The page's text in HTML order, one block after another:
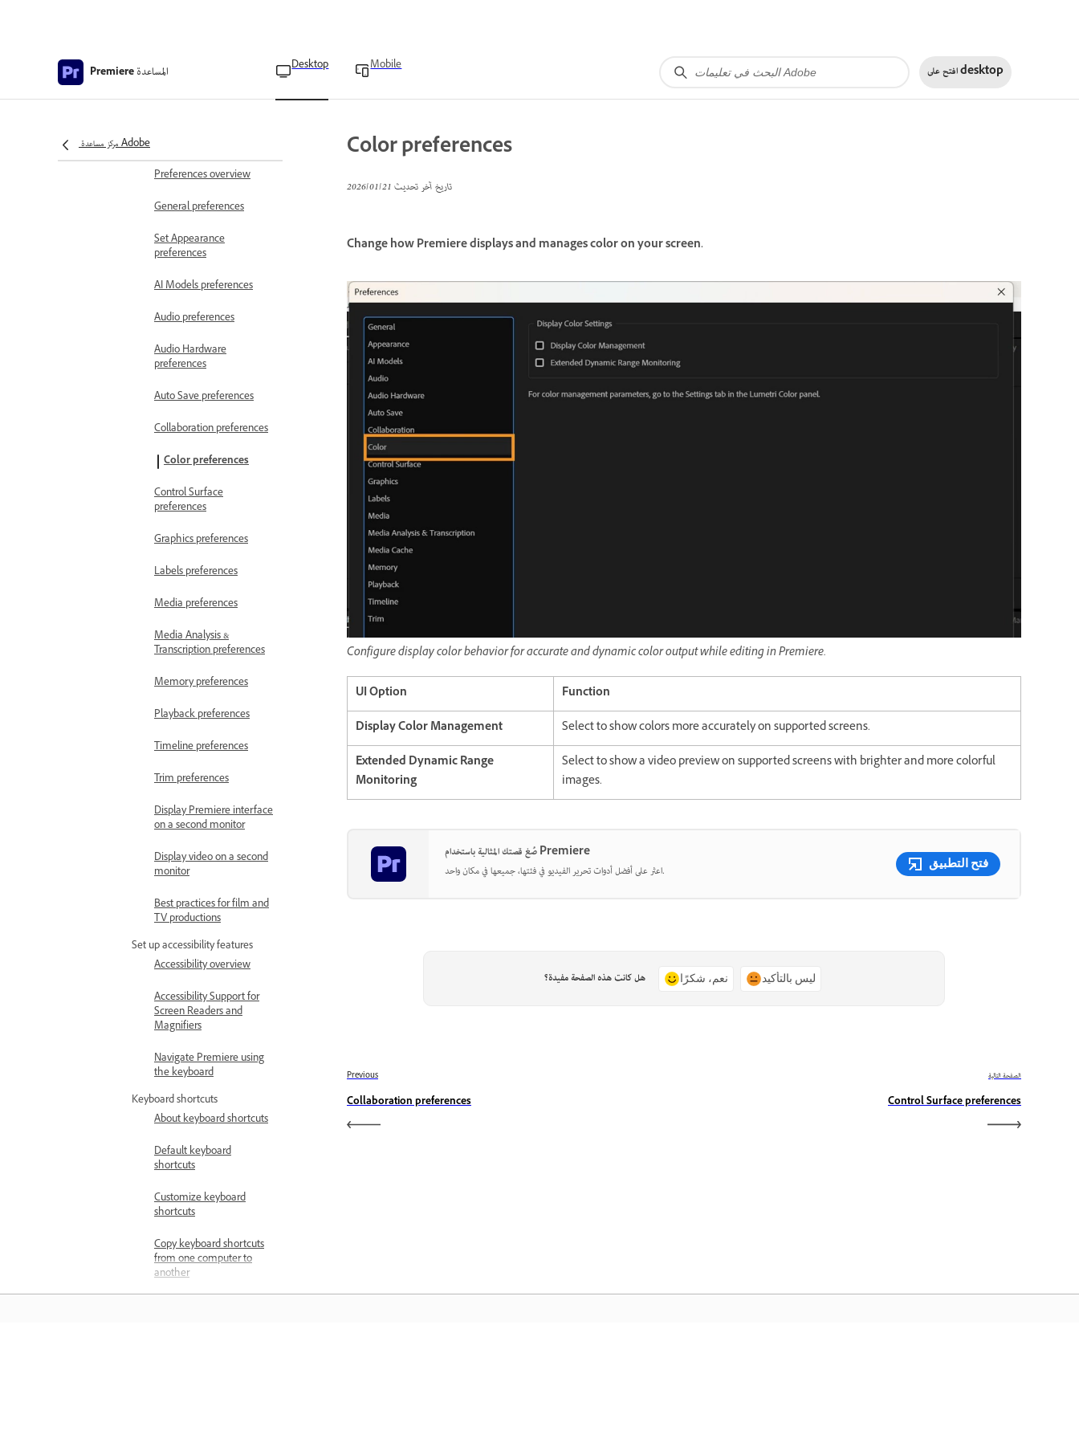
Premiere المساعدة Desktop Mobile افتح علىdesktop
مركز مساعدة Adobe
compatible with Premiere
Mercury Playback Engine
Preferences and settings
Preferences overview
General preferences
Set Appearance
preferences
AI Models preferences
Audio preferences
Audio Hardware
preferences
Auto Save preferences
Collaboration preferences
Color preferences
Control Surface
preferences
Graphics preferences
Labels preferences
Media preferences
Media Analysis &
Transcription preferences
Memory preferences
Playback preferences
Timeline preferences
Trim preferences
Display Premiere interface
on a second monitor
Display video on a second
monitor
Best practices for film and
TV productions
Set up accessibility features
Accessibility overview
Accessibility Support for
Screen Readers and
Magnifiers
Navigate Premiere using
the keyboard
Keyboard shortcuts
About keyboard shortcuts
Default keyboard
shortcuts
Customize keyboard
shortcuts
Copy keyboard shortcuts
from one computer to
another
Color preferences
تاريخ آخر تحديث21‏/01‏/2026
Change how Premiere displays and manages color on your screen.
Configure display color behavior for accurate and dynamic color output while editing in Premiere.
UI Option
Function
Display Color Management
Select to show colors more accurately on supported screens.
Extended Dynamic Range
Monitoring
Select to show a video preview on supported screens with brighter and more colorful
images.
صُغ قصتك المثالية باستخدام Premiere
اعثر على أفضل أدوات تحرير الفيديو في فئتها، جميعها في مكان واحد.
فتح التطبيق
هل كانت هذه الصفحة مفيدة؟ نعم، شكرًا ليس بالتأكيد
Previous
Collaboration preferences
الصفحة التالية
Control Surface preferences